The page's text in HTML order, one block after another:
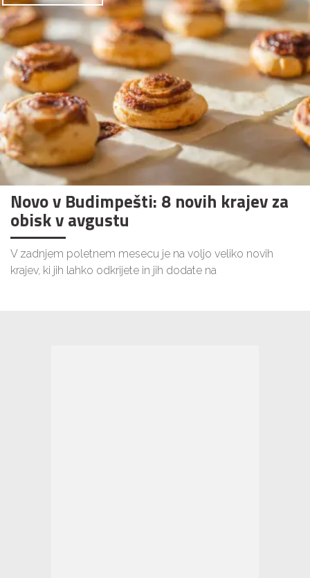
Novo v Budimpešti: 8 novih krajev za
obisk v avgustu
V zadnjem poletnem mesecu je na voljo veliko novih
krajev, ki jih lahko odkrijete in jih dodate na